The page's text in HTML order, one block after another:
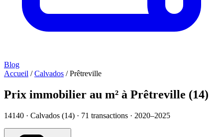
Blog
Accueil / Calvados / Prêtreville
Prix immobilier au m² à Prêtreville (14)
14140 · Calvados (14) · 71 transactions · 2020–2025